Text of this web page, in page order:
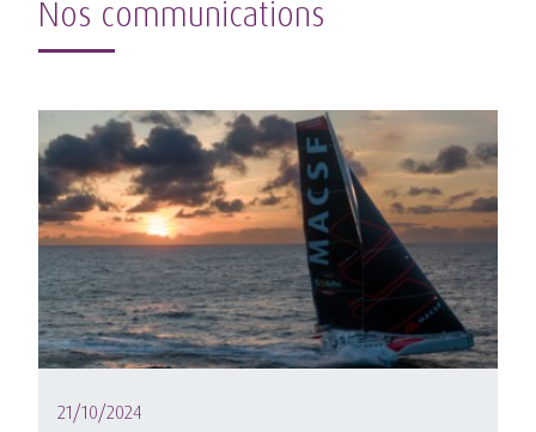
Nos communications
21/10/2024